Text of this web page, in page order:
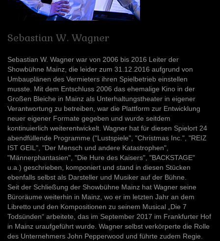
Sebastian W. Wagner
Sebastian W. Wagner war von 2006 bis 2016 Leiter der
Showbühne Mainz, die leider zum 31.12.2016 aufgrund von
Umbauplänen des Vermieters ihren Spielbetrieb einstellen
musste. Mit dem Entschluss 2006 das ehemalige Kino in der
Großen Bleiche in Mainz als Unterhaltungstheater in eigener
Verantwortung zu betreiben, war die Plattform zur Entwicklung
neuer eigener Formate gegeben und wurde seitdem
kontinuierlich weiterentwickelt. Wagner hat für diesen Spielort 24
abendfüllende Programme ("Lustspiele", "Christmas Inc.", "REIZ
IST GEIL", "Der Mensch und andere Katastrophen",
"Männerphantasien", "Die Hure des Kaisers", "BACKSTAGE"
u.a.) geschrieben, komponiert und stand in diesen Stücken
ebenfalls selbst als Darsteller und Musiker auf der Bühne.
Seit der Schließung der Showbühne Mainz hat Wagner seine
Büroräume weiterhin in Mainz, wo er im letzten Jahr an dem
Libretto und den Kompositionen zu seinem Musical „Die 7
Todsünden“ arbeitete, das im September 2017 im Frankfurter Hof
in Mainz uraufgeführt wurde. Wagner selbst verkörperte die Rolle
des Unternehmers John Pepperwood und führte zudem Regie.